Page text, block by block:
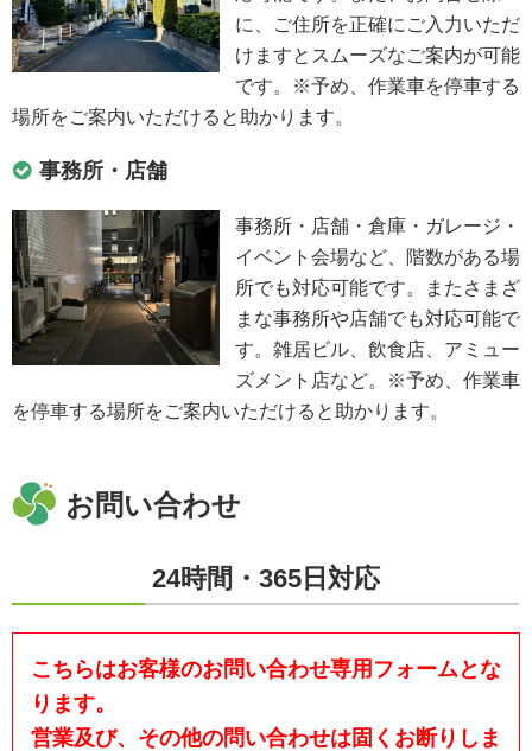
に、ご住所を正確にご入力いただ
けますとスムーズなご案内が可能
です。※予め、作業車を停車する
場所をご案内いただけると助かります。
事務所・店舗
事務所・店舗・倉庫・ガレージ・
イベント会場など、階数がある場
所でも対応可能です。またさまざ
まな事務所や店舗でも対応可能で
す。雑居ビル、飲食店、アミュー
ズメント店など。※予め、作業車
を停車する場所をご案内いただけると助かります。
お問い合わせ
24時間・365日対応
こちらはお客様のお問い合わせ専用フォームとな
ります。
営業及び、その他の問い合わせは固くお断りしま